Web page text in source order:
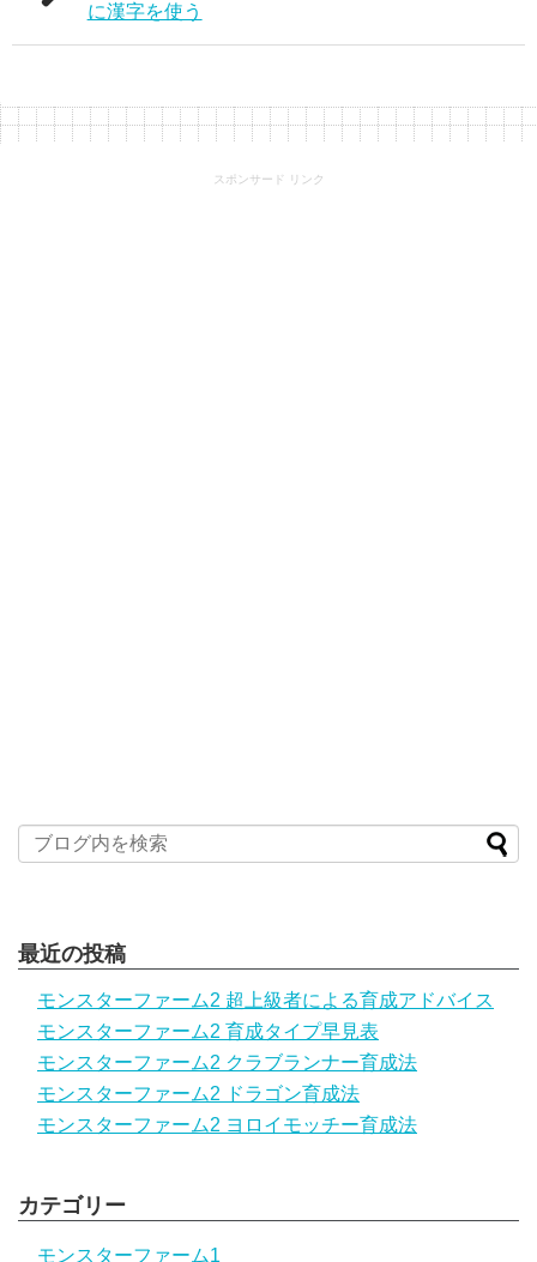
に漢字を使う
スポンサード リンク
最近の投稿
モンスターファーム2 超上級者による育成アドバイス
モンスターファーム2 育成タイプ早見表
モンスターファーム2 クラブランナー育成法
モンスターファーム2 ドラゴン育成法
モンスターファーム2 ヨロイモッチー育成法
カテゴリー
モンスターファーム1